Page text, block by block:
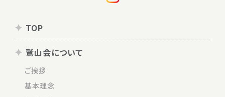
TOP
鷲山会について
ご挨拶
基本理念